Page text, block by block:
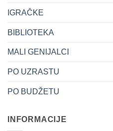
IGRAČKE
BIBLIOTEKA
MALI GENIJALCI
PO UZRASTU
PO BUDŽETU
INFORMACIJE